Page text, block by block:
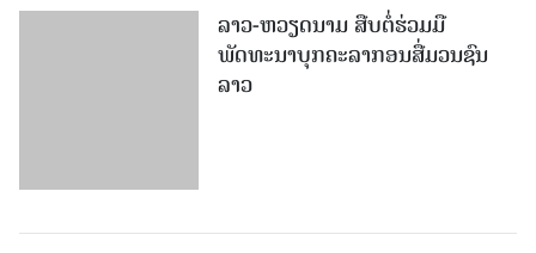
ລາວ-ຫວຽດ​ນາມ ສືບ​ຕໍ່​ຮ່ວມ​ມື
ພັດທະນາບຸກຄະລາກອນສື່ມວນຊົນ
ລາວ